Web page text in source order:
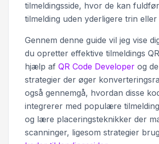
tilmeldingsside, hvor de kan
tilmelding uden yderligere trin eller
Gennem denne guide vil jeg vise
du opretter effektive tilmeldings
hjælp af QR Code Developer og
strategier der øger
også gennemgå, hvordan disse
integrerer med populære
og lære placeringsteknikker der
scanninger, ligesom strategier